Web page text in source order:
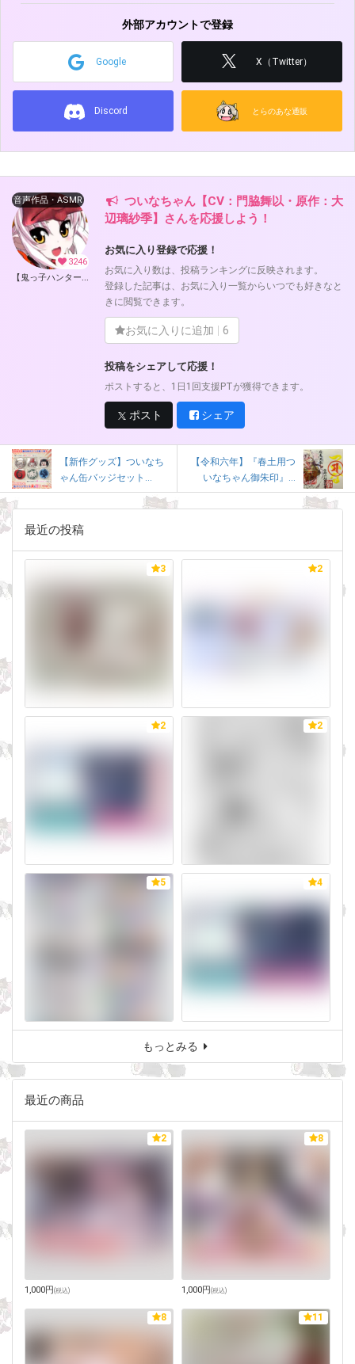
外部アカウントで登録
Google X（Twitter）
Discord とらのあな通販
3246
音声作品・ASMR
【鬼っ子ハンターついなちゃん】（CV：門脇舞以）プロジェクト！ (ついなちゃん【CV：門脇舞以・原作：大辺璃紗季】)
ついなちゃん【CV：門脇舞以・原作：大
辺璃紗季】さんを応援しよう！
お気に入り登録で応援！
お気に入り数は、投稿ランキングに反映されます。
登録した記事は、お気に入り一覧からいつでも好きなと
きに閲覧できます。
お気に入りに追加 6
投稿をシェアして応援！
ポストすると、1日1回支援PTが獲得できます。
ポスト シェア
【新作グッズ】ついなち
ゃん缶バッジセット...
【令和六年】『春土用つ
いなちゃん御朱印』...
最近の投稿
3 2
2 2
5 4
もっとみる
最近の商品
2
1,000円(税込)
8
1,000円(税込)
8 11